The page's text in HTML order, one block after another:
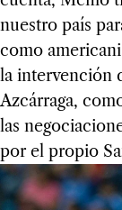
nuestro país
como
la intervención
Azcárraga,
las
por el propio